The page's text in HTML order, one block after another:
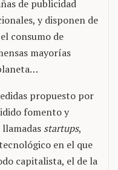
de publicidad
y disponen de
consumo de
mayorías
propuesto por
fomento y
startups,
en el que
capitalista, el de la